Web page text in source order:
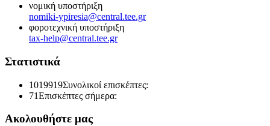
νομική υποστήριξη
nomiki-ypiresia@central.tee.gr
φοροτεχνική υποστήριξη
tax-help@central.tee.gr
Στατιστικά
1019919Συνολικοί επισκέπτες:
71Επισκέπτες σήμερα:
Ακολουθήστε μας